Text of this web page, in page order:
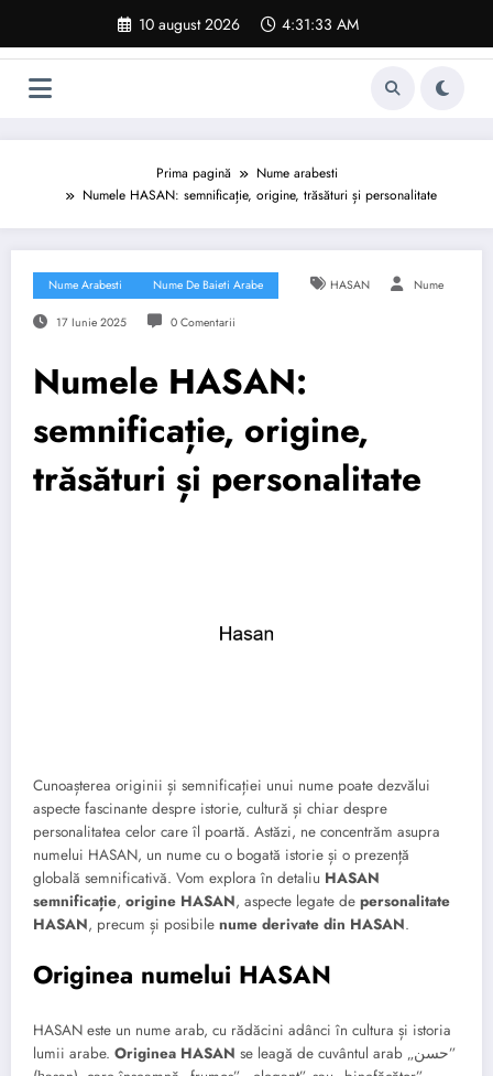
conținut
10 august 2026 4:31:34 AM
Prima pagină
Nume arabesti
Numele HASAN: semnificație, origine, trăsături și personalitate
Nume Arabesti Nume De Baieti Arabe HASAN Nume
17 Iunie 2025 0 Comentarii
Numele HASAN:
semnificație, origine,
trăsături și personalitate
Cunoașterea originii și semnificației unui nume poate dezvălui
aspecte fascinante despre istorie, cultură și chiar despre
personalitatea celor care îl poartă. Astăzi, ne concentrăm asupra
numelui HASAN, un nume cu o bogată istorie și o prezență
globală semnificativă. Vom explora în detaliu HASAN
semnificație, origine HASAN, aspecte legate de personalitate
HASAN, precum și posibile nume derivate din HASAN.
Originea numelui HASAN
HASAN este un nume arab, cu rădăcini adânci în cultura și istoria
lumii arabe. Originea HASAN se leagă de cuvântul arab „حسن”